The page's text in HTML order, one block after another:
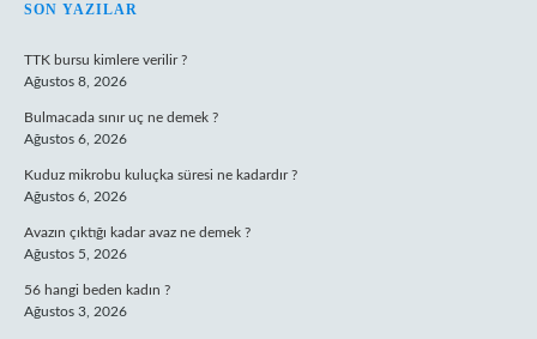
SIDEBAR
SON YAZILAR
TTK bursu kimlere verilir ?
Ağustos 8, 2026
Bulmacada sınır uç ne demek ?
Ağustos 6, 2026
Kuduz mikrobu kuluçka süresi ne kadardır ?
Ağustos 6, 2026
Avazın çıktığı kadar avaz ne demek ?
Ağustos 5, 2026
56 hangi beden kadın ?
Ağustos 3, 2026